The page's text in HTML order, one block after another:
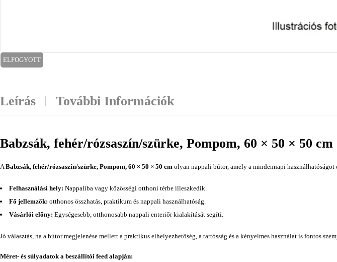
ELFOGYOTT
Leírás További Információk
Babzsák, fehér/rózsaszín/szürke, Pompom, 60 × 50 × 50 cm
ABabzsák, fehér/rózsaszín/szürke, Pompom, 60 × 50 × 50 cm olyan nappali bútor, amely a mindennapi használhatóságot
Felhasználási hely: Nappaliba vagy közösségi otthoni térbe illeszkedik.
Fő jellemzők: otthonos összhatás, praktikum és nappali használhatóság.
Vásárlói előny: Egységesebb, otthonosabb nappali enteriőr kialakítását segíti.
Jó választás, ha a bútor megjelenése mellett a praktikus elhelyezhetőség, a tartósság és a kényelmes használat is fontos
Méret- és súlyadatok a beszállítói feed alapján: